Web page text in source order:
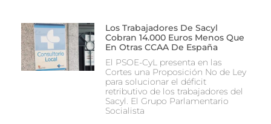
Los Trabajadores De Sacyl
Cobran 14.000 Euros Menos Que
En Otras CCAA De España
El PSOE-CyL presenta en las
Cortes una Proposición No de Ley
para solucionar el déficit
retributivo de los trabajadores del
Sacyl. El Grupo Parlamentario
Socialista